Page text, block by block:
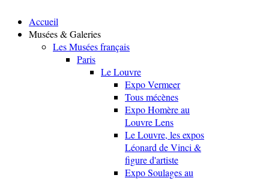
Accueil
Musées & Galeries
Les Musées français
Paris
Le Louvre
Expo Vermeer
Tous mécènes
Expo Homère au
Louvre Lens
Le Louvre, les expos
Léonard de Vinci &
figure d'artiste
Expo Soulages au